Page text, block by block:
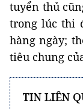
tuyển thủ
trong lúc thi
hàng ngày;
tiêu chung
TIN LIÊN